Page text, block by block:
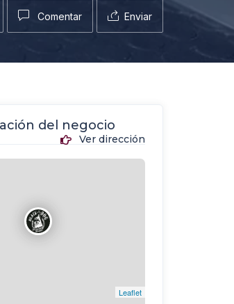
Comentar Enviar
del negocio
Ver dirección
Leaflet